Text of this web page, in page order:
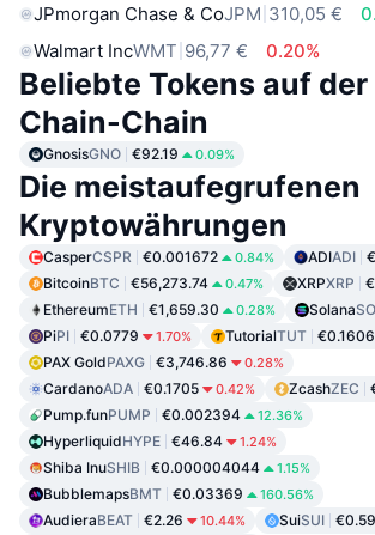
JPmorgan Chase & CoJPM 310,05 €
Walmart IncWMT 96,77 € 0.20%
Beliebte Tokens auf der
Chain-Chain
GnosisGNO €92.19 0.09%
Die meistaufegrufenen
Kryptowährungen
CasperCSPR €0.001672 0.84% ADIADI
BitcoinBTC €56,273.74 0.47% XRPXRP
EthereumETH €1,659.30 0.28% Solana
PiPI €0.0779 1.70% TutorialTUT €0.1606
PAX GoldPAXG €3,746.86 0.28%
CardanoADA €0.1705 0.42% ZcashZEC
Pump.funPUMP €0.002394 12.36%
HyperliquidHYPE €46.84 1.24%
Shiba InuSHIB €0.000004044 1.15%
BubblemapsBMT €0.03369 160.56%
AudieraBEAT €2.26 10.44% SuiSUI